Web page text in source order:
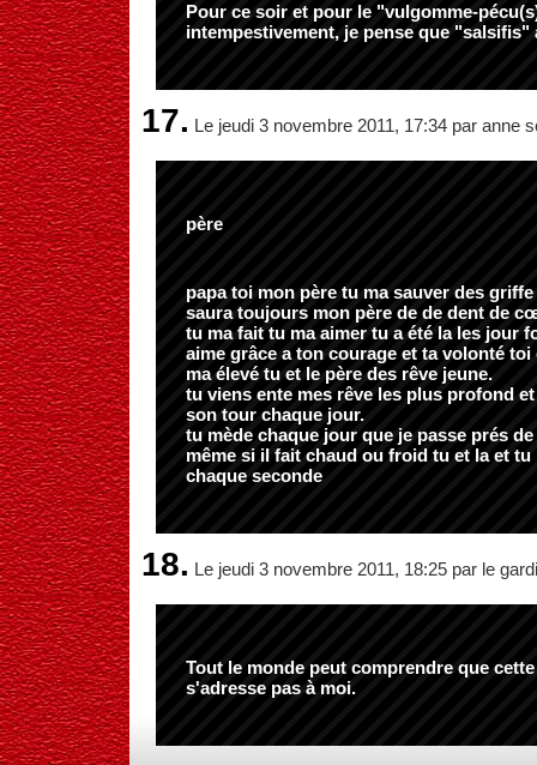
Pour ce soir et pour le "vulgomme-
intempestivement, je pense que "salsifis"
17. Le jeudi 3 novembre 2011, 17:34 par anne
père
papa toi mon père tu ma sauver des
saura toujours mon père de de dent de
tu ma fait tu ma aimer tu a été la les jour
aime grâce a ton courage et ta volonté toi
ma élevé tu et le père des rêve jeune.
tu viens ente mes rêve les plus profond
son tour chaque jour.
tu mède chaque jour que je passe prés
même si il fait chaud ou froid tu et la et tu
chaque seconde
18. Le jeudi 3 novembre 2011, 18:25 par le
Tout le monde peut comprendre que
s'adresse pas à moi.